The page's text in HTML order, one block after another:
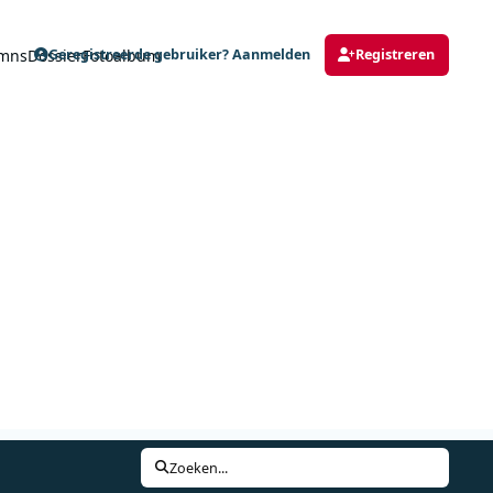
DossierFotoalbum
Geregistreerde gebruiker? Aanmelden Registreren
Zoeken...